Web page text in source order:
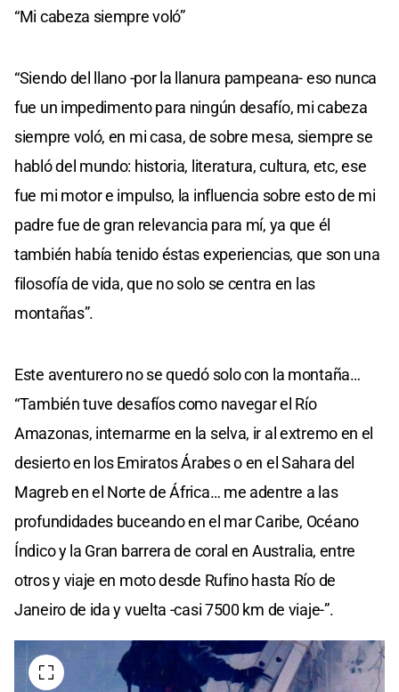
“Mi cabeza siempre voló”
“Siendo del llano -por la llanura pampeana- eso nunca
fue un impedimento para ningún desafío, mi cabeza
siempre voló, en mi casa, de sobre mesa, siempre se
habló del mundo: historia, literatura, cultura, etc, ese
fue mi motor e impulso, la influencia sobre esto de mi
padre fue de gran relevancia para mí, ya que él
también había tenido éstas experiencias, que son una
filosofía de vida, que no solo se centra en las
montañas”.
Este aventurero no se quedó solo con la montaña…
“También tuve desafíos como navegar el Río
Amazonas, internarme en la selva, ir al extremo en el
desierto en los Emiratos Árabes o en el Sahara del
Magreb en el Norte de África… me adentre a las
profundidades buceando en el mar Caribe, Océano
Índico y la Gran barrera de coral en Australia, entre
otros y viaje en moto desde Rufino hasta Río de
Janeiro de ida y vuelta -casi 7500 km de viaje-”.